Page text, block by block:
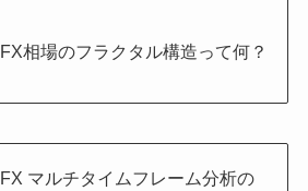
FX相場のフラクタル構造って何？
FX マルチタイムフレーム分析の